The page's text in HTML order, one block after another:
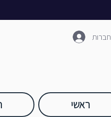
ראשי